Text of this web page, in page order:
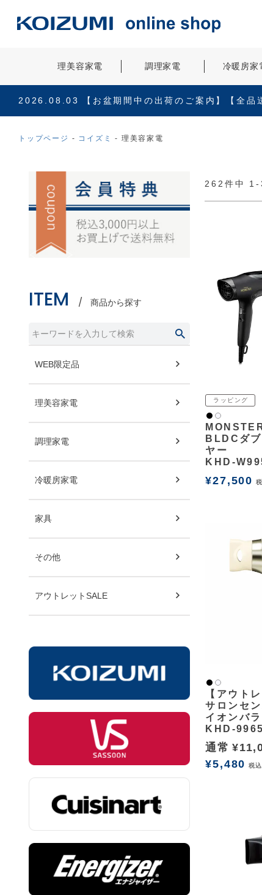
理美容家電 調理家電 冷暖房家
2026.08.03 【お盆期間中の出荷のご案内】【全品
トップページ コイズミ 理美容家電
ITEM 商品から探す
WEB限定品
理美容家電
調理家電
冷暖房家電
家具
その他
アウトレットSALE
262 件中 1 -
ラッピング
黒 白2
BLDCダ
ヤー
KHD-
¥27,500
黒 白2
【アウト
サロンセン
イオンバ
KHD-9965
通常 ¥
¥5,480 税込